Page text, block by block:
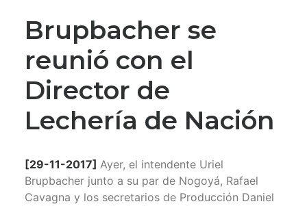
Brupbacher se
reunió con el
Director de
Lechería de Nación
[29-11-2017] Ayer, el intendente Uriel
Brupbacher junto a su par de Nogoyá, Rafael
Cavagna y los secretarios de Producción Daniel